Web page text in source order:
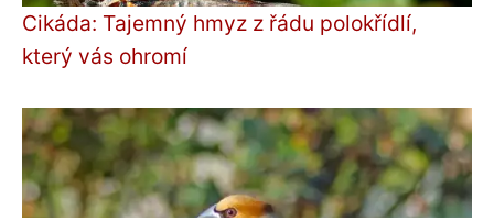
Cikáda: Tajemný hmyz z řádu polokřídlí,
který vás ohromí